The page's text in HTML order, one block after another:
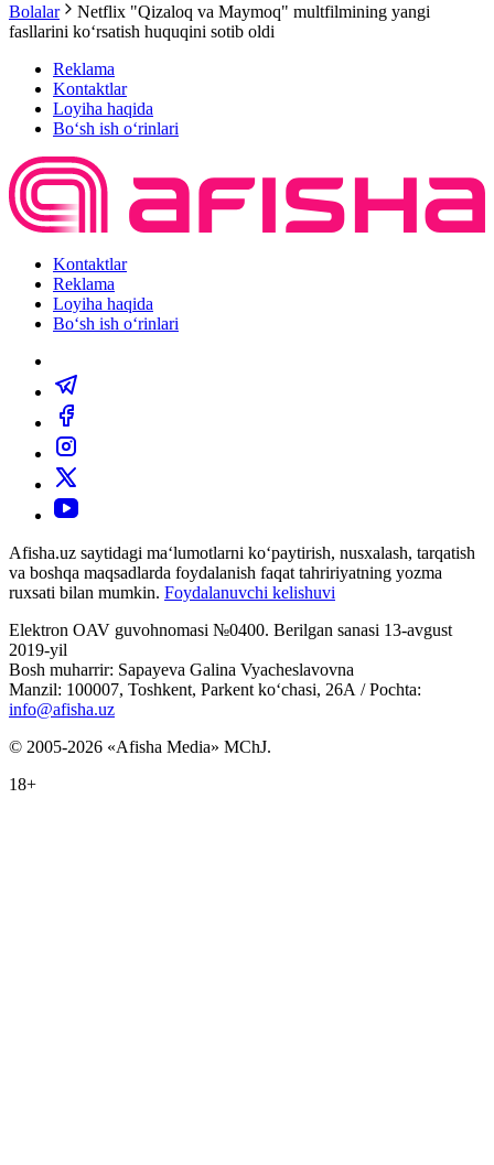
Bolalar
Netflix "Qizaloq va Maymoq" multfilmining yangi
fasllarini koʻrsatish huquqini sotib oldi
Reklama
Kontaktlar
Loyiha haqida
Bo‘sh ish o‘rinlari
Kontaktlar
Reklama
Loyiha haqida
Bo‘sh ish o‘rinlari
Afisha.uz saytidagi ma‘lumotlarni ko‘paytirish, nusxalash, tarqatish
va boshqa maqsadlarda foydalanish faqat tahririyatning yozma
ruxsati bilan mumkin. Foydalanuvchi kelishuvi
Elektron OAV guvohnomasi №0400. Berilgan sanasi 13-avgust
2019-yil
Bosh muharrir: Sapayeva Galina Vyacheslavovna
Manzil: 100007, Toshkent, Parkent ko‘chasi, 26А / Pochta:
info@afisha.uz
© 2005-2026 «Afisha Media» MChJ.
18+